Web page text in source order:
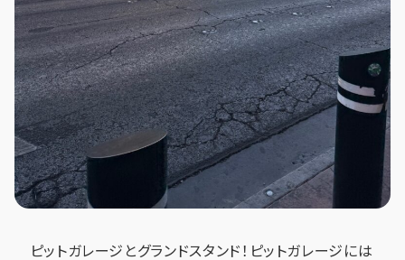
ピットガレージとグランドスタンド！ピットガレージには